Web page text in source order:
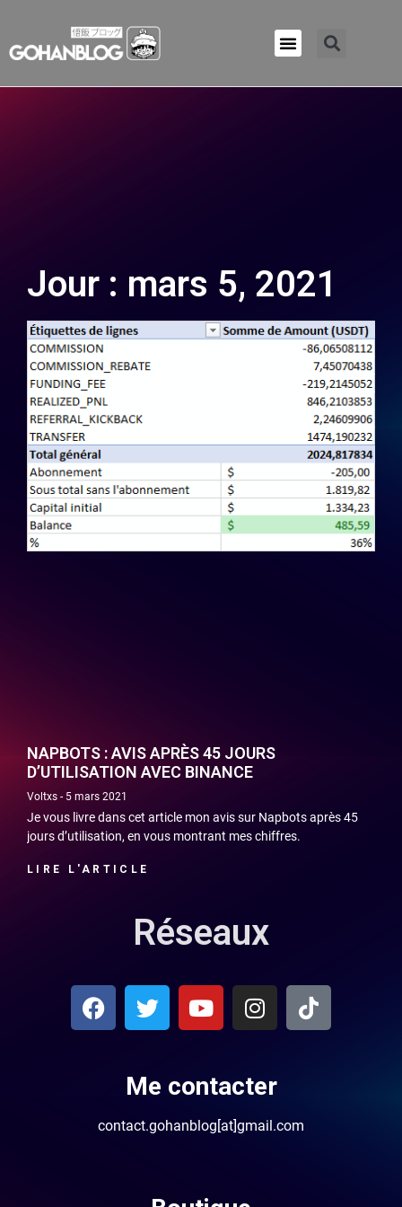
Jour : mars 5, 2021
NAPBOTS : AVIS APRÈS 45 JOURS
D’UTILISATION AVEC BINANCE
Voltxs 5 mars 2021
Je vous livre dans cet article mon avis sur Napbots après 45
jours d’utilisation, en vous montrant mes chiffres.
LIRE L'ARTICLE
Réseaux
Me contacter
contact.gohanblog[at]gmail.com